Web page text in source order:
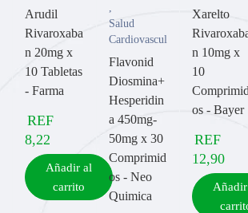
Arudil
Rivaroxaba
n 20mg x
10 Tabletas
- Farma
REF
8,22
Añadir al
carrito
Salud
Cardiovascular
Flavonid
Diosmina+
Hesperidin
a 450mg-
50mg x 30
Comprimid
os - Neo
Quimica
Xarelto
n 10mg x
10
Comprimid
os - Bayer
REF
12,90